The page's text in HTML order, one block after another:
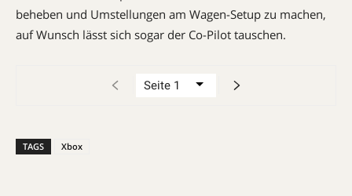
beheben und Umstellungen am Wagen-Setup zu machen,
auf Wunsch lässt sich sogar der Co-Pilot tauschen.
TAGS Xbox